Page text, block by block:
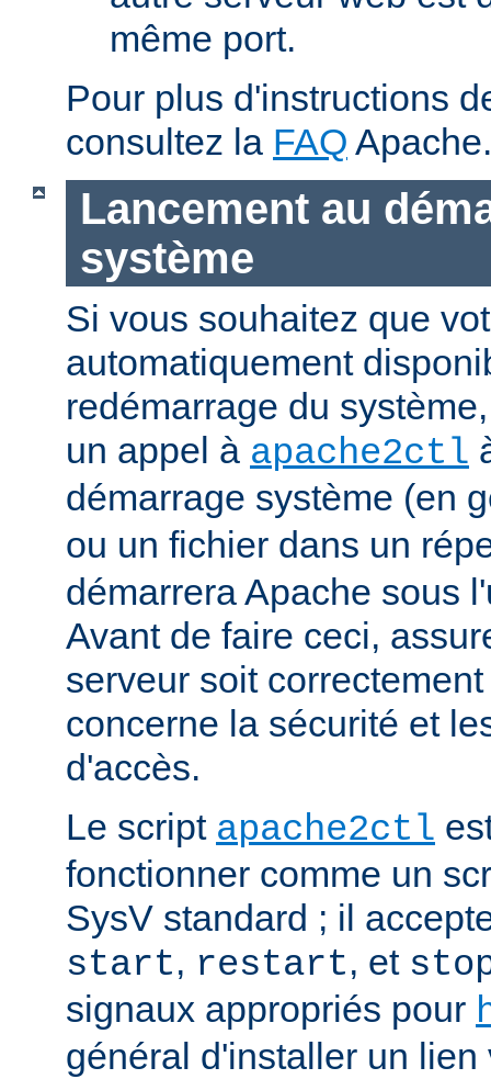
même port.
Pour plus d'instructions
consultez la FAQ Apache.
Lancement au
système
Si vous souhaitez que
automatiquement
redémarrage du
un appel à apache2ctl
démarrage système (en
ou un fichier dans un
démarrera Apache sous
Avant de faire ceci,
serveur soit
concerne la sécurité et
d'accès.
Le script apache2ctl
fonctionner comme un
SysV standard ; il
start, restart, et
signaux appropriés pour
général d'installer un